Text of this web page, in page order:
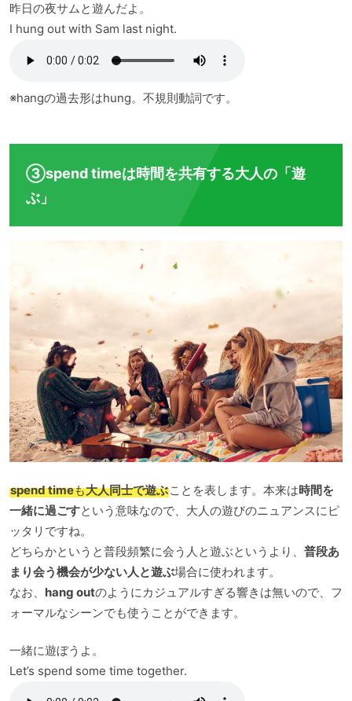
昨日の夜サムと遊んだよ。
I hung out with Sam last night.
※hangの過去形はhung。不規則動詞です。
③spend timeは時間を共有する大人の「遊
ぶ」
spend timeも大人同士で遊ぶことを表します。本来は時間を
一緒に過ごすという意味なので、大人の遊びのニュアンスにピ
ッタリですね。
どちらかというと普段頻繁に会う人と遊ぶというより、 普段あ
まり会う機会が少ない人と遊ぶ場合に使われます。
なお、 hang outのようにカジュアルすぎる響きは無いので、フ
ォーマルなシーンでも使うことができます。
一緒に遊ぼうよ。
Let’s spend some time together.